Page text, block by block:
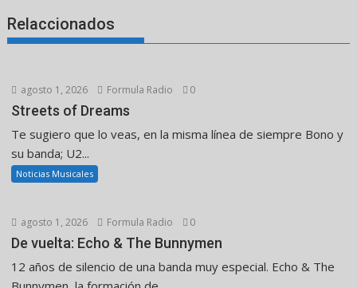
Relaccionados
agosto 1, 2026 Formula Radio 0
Streets of Dreams
Te sugiero que lo veas, en la misma línea de siempre Bono y
su banda; U2...
Noticias Musicales
agosto 1, 2026 Formula Radio 0
De vuelta: Echo & The Bunnymen
12 años de silencio de una banda muy especial. Echo & The